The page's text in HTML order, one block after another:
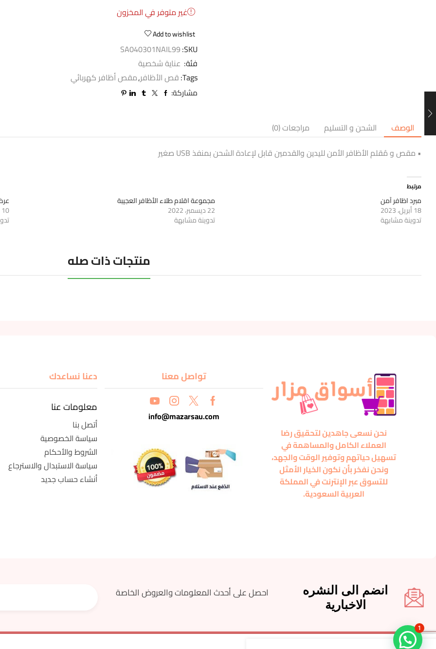
غير متوفر في المخزون
Add to wishlist
SKU:
SA040301NAIL99
فئة: عناية شخصية
Tags: قص الأظافر,مقص أظافر كهربائي
مشاركة:
الوصف الشحن و التسليم
مراجعات (0)
• مقص و مُقلم الأظافر الأمن لليدين والقدمين قابل لإعادة الشحن بمنفذ USB صغير
مرتبط
مبرد اظافر آمن
18 أبريل، 2023
تدوينة مشابهة
مجموعة اقلام طلاء الأظافر العجيبة
22 ديسمبر، 2022
تدوينة مشابهة
10 نوفمبر، 2022
منتجات ذات صله
نحن نسعى جاهدين لتحقيق رضا
العملاء الكامل والمساهمة في
تسهيل حياتهم وتوفير الوقت والجهد،
ونحن نفخر بأن نكون الخيار الأمثل
للتسوق عبر الإنترنت في المملكة
العربية السعودية.
تواصل معنا
info@mazarsau.com
دعنا نساعدك
معلومات عنا
أتصل بنا
سياسة الخصوصية
الشروط والأحكام
سياسة الاستبدال والاسترجاع
أنشاء حساب جديد
انضم الى النشره
الاخبارية
احصل على أحدث المعلومات والعروض الخاصة
1